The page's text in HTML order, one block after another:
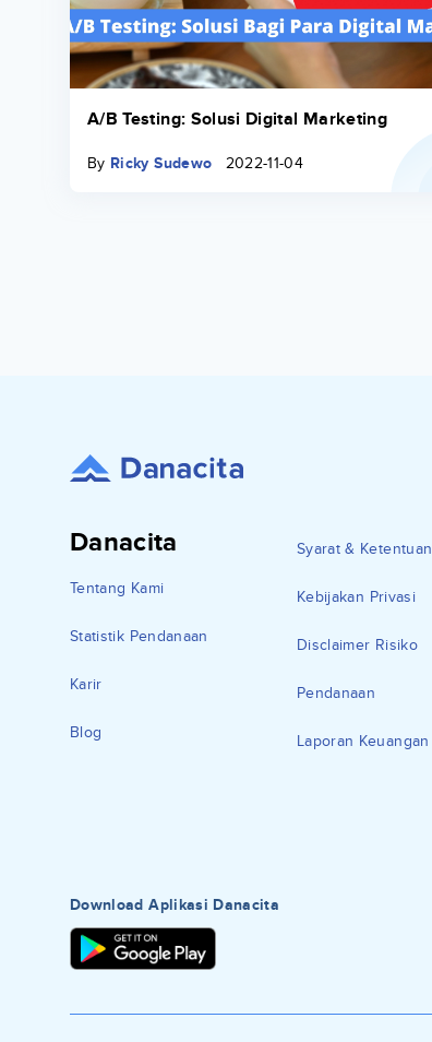
A/B Testing: Solusi Digital Marketing
By Ricky Sudewo 2022-11-04
Danacita
Tentang Kami
Statistik Pendanaan
Karir
Blog
Syarat & Ketentuan
Kebijakan Privasi
Disclaimer Risiko
Pendanaan
Laporan Keuangan
Download Aplikasi Danacita